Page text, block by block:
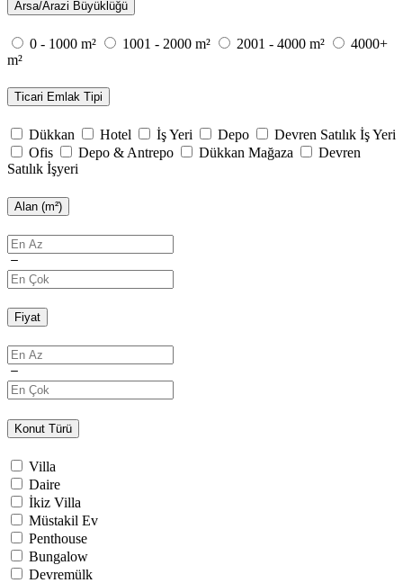
Arsa/Arazi Büyüklüğü
0 - 1000 m² 1001 - 2000 m² 2001 - 4000 m²
4000+
m²
Ticari Emlak Tipi
Dükkan Hotel İş Yeri Depo
Devren Satılık İş Yeri
Ofis
Depo & Antrepo Dükkan Mağaza
Devren
Satılık İşyeri
Alan (m²)
Fiyat
Konut Türü
Villa
Daire
İkiz Villa
Müstakil Ev
Penthouse
Bungalow
Devremülk